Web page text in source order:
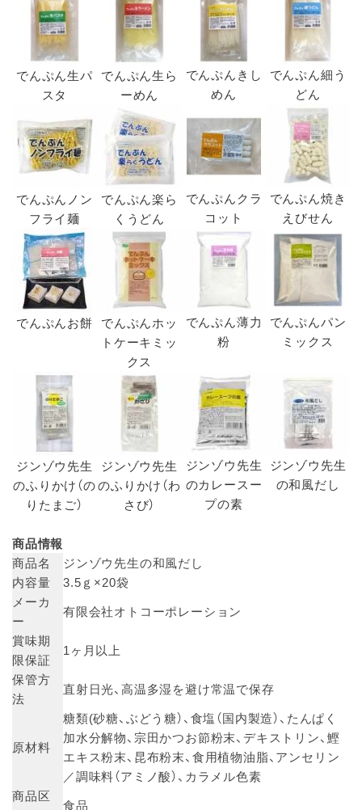
でんぷん生パ
スタ
でんぷん生ら
ーめん
でんぷんきし
めん
でんぷん細う
どん
でんぷんノン
フライ麺
でんぷん楽ら
くうどん
でんぷんクラ
コット
でんぷん焼き
えびせん
でんぷんお餅 でんぷんホッ
トケーキミッ
クス
でんぷん薄力
粉
でんぷんパン
ミックス
ジンゾウ先生
のふりかけ（の
りたまご）
ジンゾウ先生
のふりかけ（わ
さび）
ジンゾウ先生
のカレースー
プの素
ジンゾウ先生
の和風だし
商品情報
商品名
ジンゾウ先生の和風だし
内容量
3.5ｇ×20袋
メーカ
ー
有限会社オトコーポレーション
賞味期
限保証
1ヶ月以上
保管方
法
直射日光、高温多湿を避け常温で保存
原材料
糖類(砂糖、ぶどう糖）、食塩（国内製造）、たんぱく
加水分解物、宗田かつお節粉末、デキストリン、鰹
エキス粉末、昆布粉末、食用植物油脂、アンセリン
／調味料（アミノ酸）、カラメル色素
商品区
食品